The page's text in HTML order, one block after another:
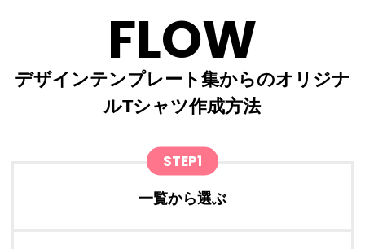
FLOW
デザインテンプレート集からのオリジナ
ルTシャツ作成方法
STEP1
一覧から選ぶ